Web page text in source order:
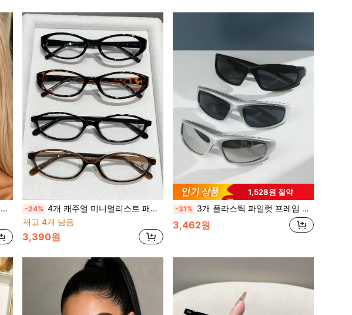
-24% 4개 캐주얼 미니멀리스트 패션 타원형 프레임 여성용 안경 세트, 일상 착용, 파티, 스트리트 스타일, 여름 필수품, 캐주얼, 비즈니스, 장식용, 데이트, 포즈, 야외, Y2K에 다용도
재고 4개 남음
3,390원
1,528원 절약
-31% 3개 플라스틱 파일럿 프레임 스포츠 스타일 스트리트 패션 여행 장식 패션 선글라스, 여름 해변 휴가, 야외, 여행, 프레피 스타일 백투스쿨
3,462원